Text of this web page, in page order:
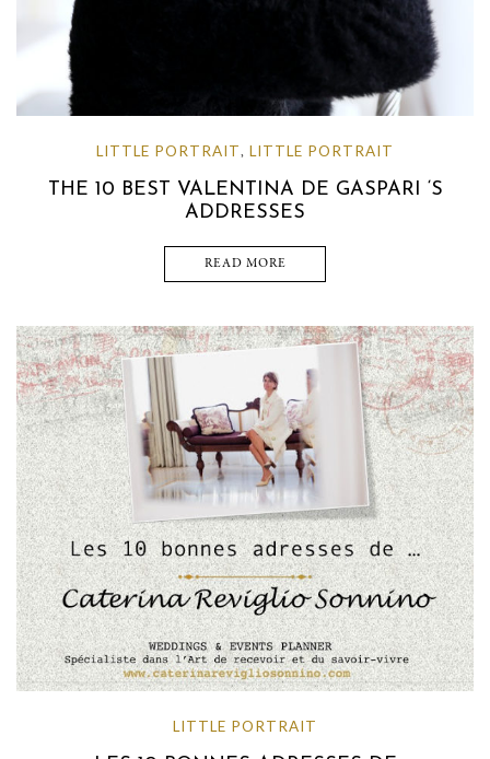
LITTLE PORTRAIT, LITTLE PORTRAIT
THE 10 BEST VALENTINA DE GASPARI ‘S
ADDRESSES
READ MORE
LITTLE PORTRAIT